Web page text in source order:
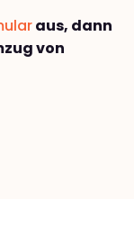
aus, dann
von